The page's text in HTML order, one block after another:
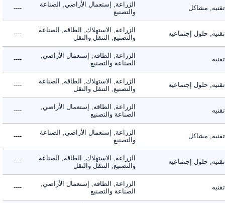
مشاكل
الزراعة, إستعمال الأراضي, الصناعة
والتصنيع
----
حلول إجتماعيه
الزراعة, الاستهلاك, الطاقه, الصناعة
والتصنيع, التنقل والنقل
----
الزراعة, الطاقه, إستعمال الأراضي,
الصناعة والتصنيع
----
حلول إجتماعيه
الزراعة, الاستهلاك, الطاقه, الصناعة
والتصنيع, التنقل والنقل
----
الزراعة, الطاقه, إستعمال الأراضي,
الصناعة والتصنيع
----
مشاكل
الزراعة, إستعمال الأراضي, الصناعة
والتصنيع
----
حلول إجتماعيه
الزراعة, الاستهلاك, الطاقه, الصناعة
والتصنيع, التنقل والنقل
----
الزراعة, الطاقه, إستعمال الأراضي,
الصناعة والتصنيع
----